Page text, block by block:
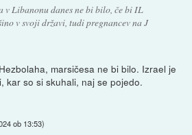
v Libanonu danes ne bi bilo, če bi IL
v svoji državi, tudi pregnancev na J
marsičesa ne bi bilo. Izrael je
kar so si skuhali, naj se pojedo.
ob 13:53)